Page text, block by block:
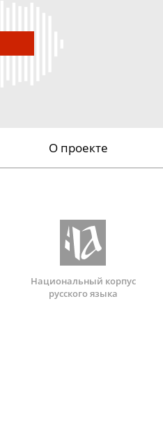
О проекте
Национальный корпус
русского языка